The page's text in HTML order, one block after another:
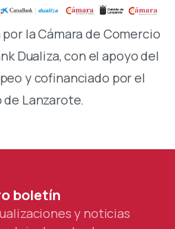
por la Cámara de Comercio
Dualiza, con el apoyo del
y cofinanciado por el
de Lanzarote.
boletín
y noticias